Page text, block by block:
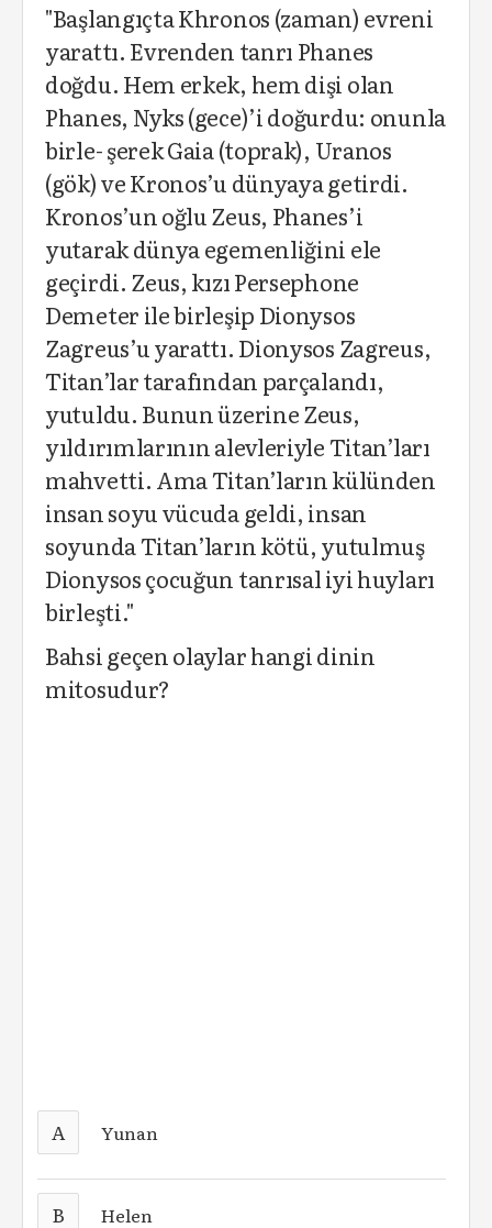
"Başlangıçta Khronos (zaman) evreni
yarattı. Evrenden tanrı Phanes
doğdu. Hem erkek, hem dişi olan
Phanes, Nyks (gece)’i doğurdu: onunla
birle- şerek Gaia (toprak), Uranos
(gök) ve Kronos’u dünyaya getirdi.
Kronos’un oğlu Zeus, Phanes’i
yutarak dünya egemenliğini ele
geçirdi. Zeus, kızı Persephone
Demeter ile birleşip Dionysos
Zagreus’u yarattı. Dionysos Zagreus,
Titan’lar tarafından parçalandı,
yutuldu. Bunun üzerine Zeus,
yıldırımlarının alevleriyle Titan’ları
mahvetti. Ama Titan’ların külünden
insan soyu vücuda geldi, insan
soyunda Titan’ların kötü, yutulmuş
Dionysos çocuğun tanrısal iyi huyları
birleşti."
Bahsi geçen olaylar hangi dinin
mitosudur?
A Yunan
B Helen